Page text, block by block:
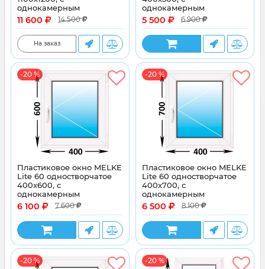
однокамерным
энергосберегающим
стеклопакетом
11 600 14 500
На заказ
однокамерным
энергосберегающим
стеклопакетом
5 500 6 900
-20 %
Пластиковое окно MELKE
Lite 60 одностворчатое
400x600, с
однокамерным
энергосберегающим
стеклопакетом
6 100 7 600
-20 %
Пластиковое окно MELKE
Lite 60 одностворчатое
400x700, с
однокамерным
энергосберегающим
стеклопакетом
6 500 8 100
-20 % -20 %